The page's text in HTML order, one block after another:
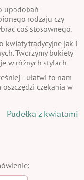
upodobań
rodzaju czy
coś stosownego.
kwiaty tradycyjne jak i
Tworzymy bukiety
w różnych stylach.
- ułatwi to nam
czekania w
Pudełka z kwiatami